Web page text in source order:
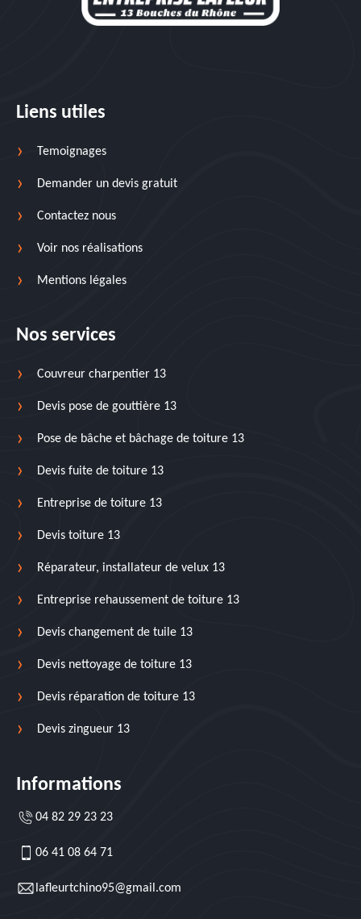
Liens utiles
Temoignages
Demander un devis gratuit
Contactez nous
Voir nos réalisations
Mentions légales
Nos services
Couvreur charpentier 13
Devis pose de gouttière 13
Pose de bâche et bâchage de toiture 13
Devis fuite de toiture 13
Entreprise de toiture 13
Devis toiture 13
Réparateur, installateur de velux 13
Entreprise rehaussement de toiture 13
Devis changement de tuile 13
Devis nettoyage de toiture 13
Devis réparation de toiture 13
Devis zingueur 13
Informations
04 82 29 23 23
06 41 08 64 71
lafleurtchino95@gmail.com